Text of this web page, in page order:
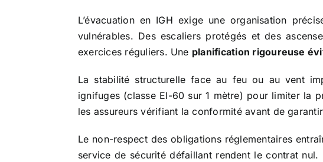
L’évacuation en IGH exige une organisation
vulnérables. Des escaliers protégés et des
exercices réguliers. Une planification rigoureuse
La stabilité structurelle face au feu ou au vent
ignifuges (classe EI-60 sur 1 mètre) pour limiter la
les assureurs vérifiant la conformité avant de
Le non-respect des obligations réglementaires
service de sécurité défaillant rendent le contrat